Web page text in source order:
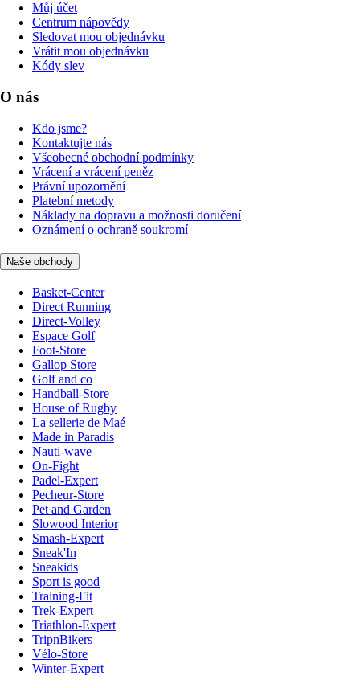
Můj účet
Centrum nápovědy
Sledovat mou objednávku
Vrátit mou objednávku
Kódy slev
O nás
Kdo jsme?
Kontaktujte nás
Všeobecné obchodní podmínky
Vrácení a vrácení peněz
Právní upozornění
Platební metody
Náklady na dopravu a možnosti doručení
Oznámení o ochraně soukromí
Naše obchody
Basket-Center
Direct Running
Direct-Volley
Espace Golf
Foot-Store
Gallop Store
Golf and co
Handball-Store
House of Rugby
La sellerie de Maé
Made in Paradis
Nauti-wave
On-Fight
Padel-Expert
Pecheur-Store
Pet and Garden
Slowood Interior
Smash-Expert
Sneak'In
Sneakids
Sport is good
Training-Fit
Trek-Expert
Triathlon-Expert
TripnBikers
Vélo-Store
Winter-Expert